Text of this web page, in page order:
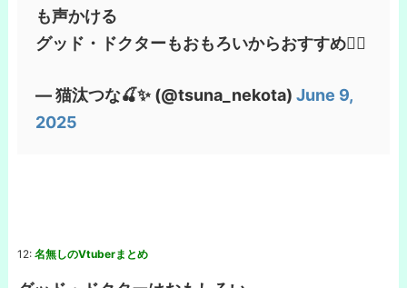
も声かける
グッド・ドクターもおもろいからおすすめ👩‍⚕️
— 猫汰つな🍒✨ (@tsuna_nekota) June 9,
2025
12: 名無しのVtuberまとめ